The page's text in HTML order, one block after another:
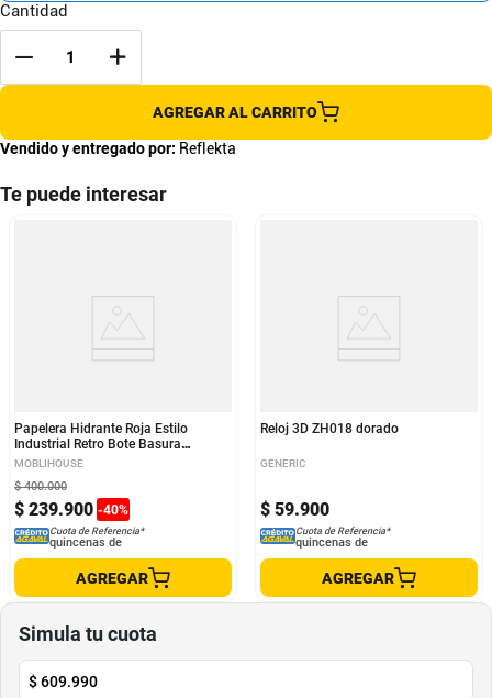
Cantidad
AGREGAR AL CARRITO
Vendido y entregado por: Reflekta
Te puede interesar
Papelera Hidrante Roja Estilo
Industrial Retro Bote Basura
Amarillo
MOBLIHOUSE
$ 239.900 -40%
$ 400.000
Cuota de Referencia*
quincenas de
AGREGAR
Reloj 3D ZH018 dorado
GENERIC
$ 59.900
Cuota de Referencia*
quincenas de
AGREGAR
Simula tu cuota
$609.990